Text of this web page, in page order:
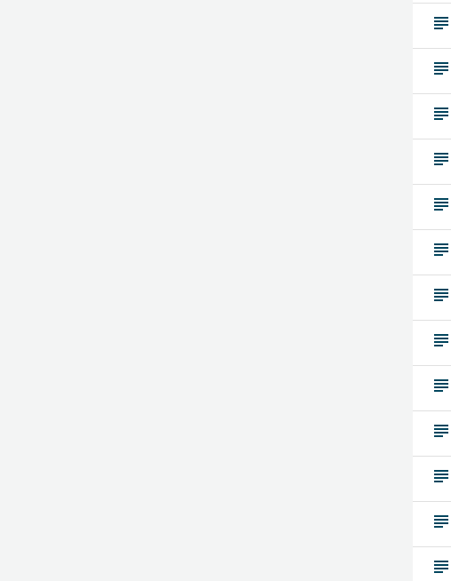
subject
subject
subject
subject
subject
subject
subject
subject
subject
subject
subject
subject
subject